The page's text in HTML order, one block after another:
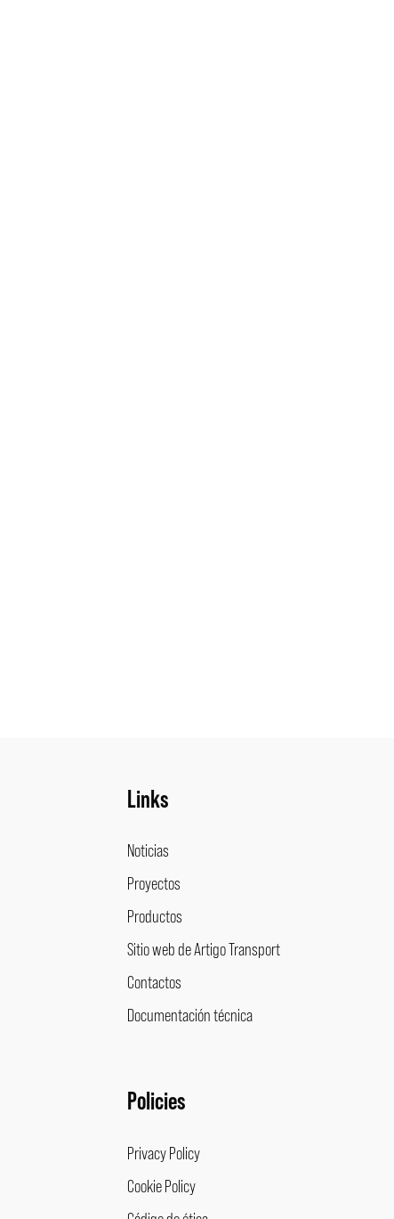
Links
Noticias
Proyectos
Productos
Sitio web de Artigo Transport
Contactos
Documentación técnica
Policies
Privacy Policy
Cookie Policy